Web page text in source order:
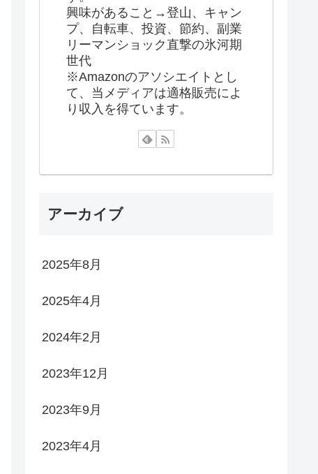
興味があること→登山、キャン
プ、自転車、投資、節約、副業
リーマンショック直撃の氷河期
世代
※Amazonのアソシエイトとし
て、当メディアは適格販売によ
り収入を得ています。
アーカイブ
2025年8月
2025年4月
2024年2月
2023年12月
2023年9月
2023年4月